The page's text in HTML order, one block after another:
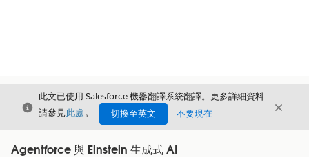
結束
此文已使用 Salesforce 機器翻譯系統翻譯。更多詳細資料
請參見此處。 切換至英文 不要現在 結束
Agentforce 與 Einstein 生成式 AI